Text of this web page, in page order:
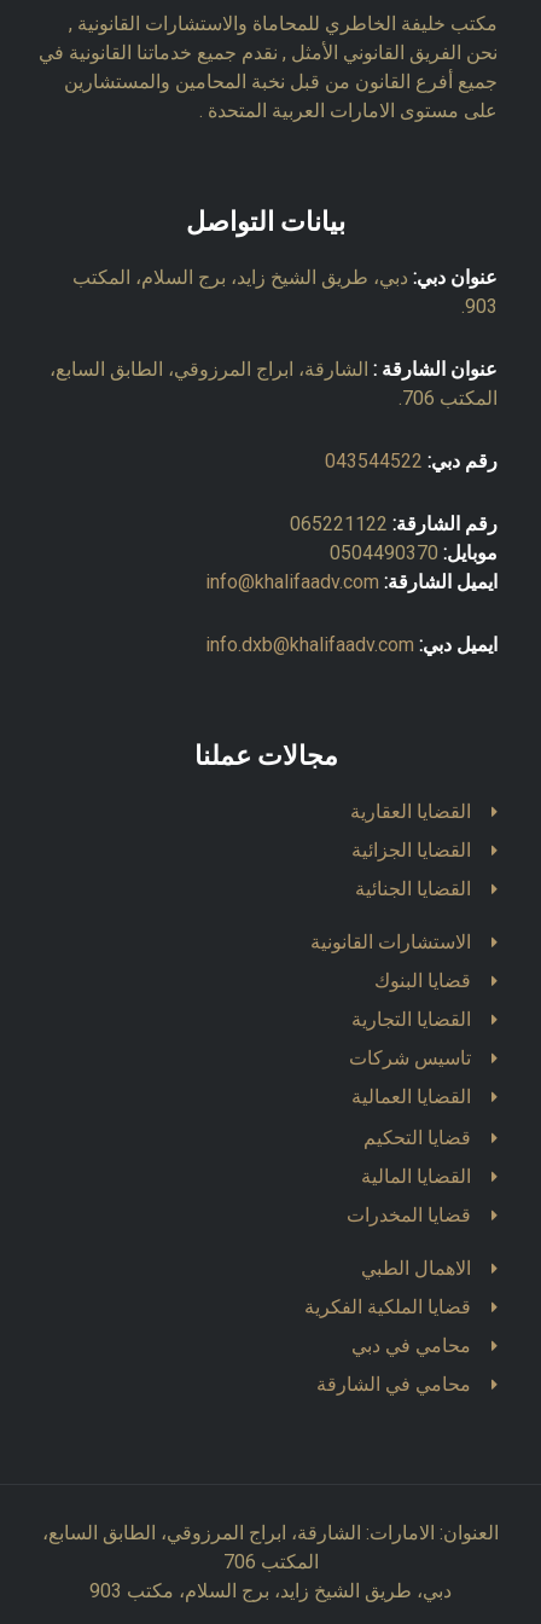
مكتب خليفة الخاطري للمحاماة والاستشارات القانونية ,
نحن الفريق القانوني الأمثل , نقدم جميع خدماتنا القانونية في
جميع أفرع القانون من قبل نخبة المحامين والمستشارين
على مستوى الامارات العربية المتحدة .
بيانات التواصل
عنوان دبي: دبي، طريق الشيخ زايد، برج السلام، المكتب
903.
عنوان الشارقة : الشارقة، ابراج المرزوقي، الطابق السابع،
المكتب 706.
رقم دبي: 043544522
رقم الشارقة: 065221122
موبايل: 0504490370
ايميل الشارقة: info@khalifaadv.com
ايميل دبي: info.dxb@khalifaadv.com
مجالات عملنا
القضايا العقارية
القضايا الجزائية
القضايا الجنائية
الاستشارات القانونية
قضايا البنوك
القضايا التجارية
تاسيس شركات
القضايا العمالية
قضايا التحكيم
القضايا المالية
قضايا المخدرات
الاهمال الطبي
قضايا الملكية الفكرية
محامي في دبي
محامي في الشارقة
العنوان: الامارات: الشارقة، ابراج المرزوقي، الطابق السابع،
المكتب 706
دبي، طريق الشيخ زايد، برج السلام، مكتب 903